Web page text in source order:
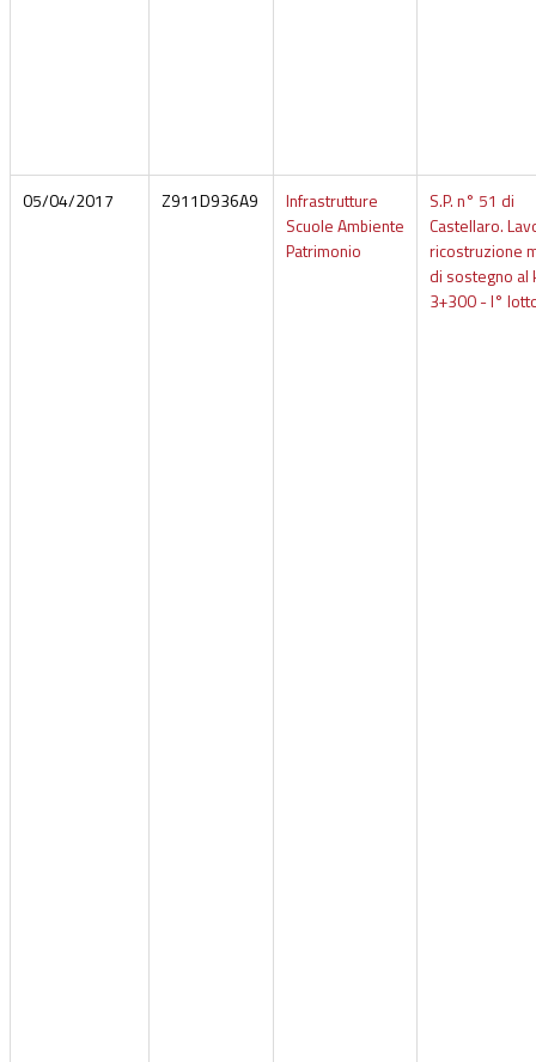
05/04/2017 Z911D936A9
Infrastrutture
Scuole Ambiente
Patrimonio
S.P. n° 51 di
Castellaro.
ricostruzione
di sostegno al
3+300 - I°